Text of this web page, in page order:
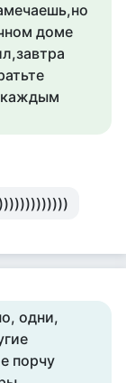
доме
каждым
одни,
порчу